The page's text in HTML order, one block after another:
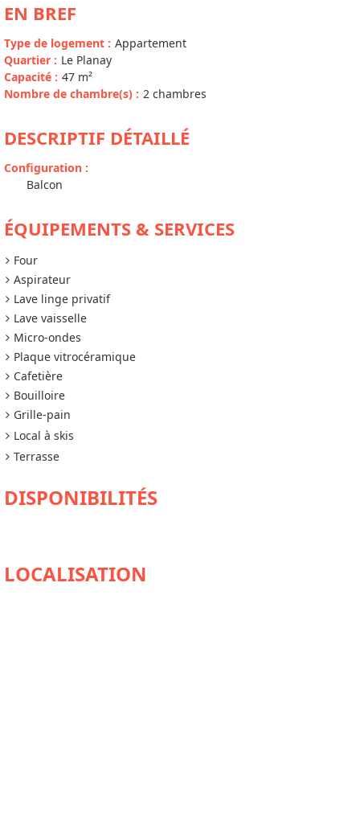
EN BREF
Type de logement : Appartement
Quartier : Le Planay
Capacité : 47 m²
Nombre de chambre(s) : 2 chambres
DESCRIPTIF DÉTAILLÉ
Configuration :
Balcon
ÉQUIPEMENTS & SERVICES
Four
Aspirateur
Lave linge privatif
Lave vaisselle
Micro-ondes
Plaque vitrocéramique
Cafetière
Bouilloire
Grille-pain
Local à skis
Terrasse
DISPONIBILITÉS